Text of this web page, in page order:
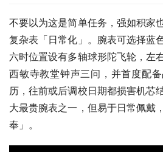
不要以为这是简单任务，强如积家
复杂表「日常化」。腕表可选择蓝
六时位置设有多轴球形陀飞轮，左
西敏寺教堂钟声三问，并首度配
历，往前或后调校日期都损害机芯
大最贵腕表之一，但易于日常佩戴
奉」。